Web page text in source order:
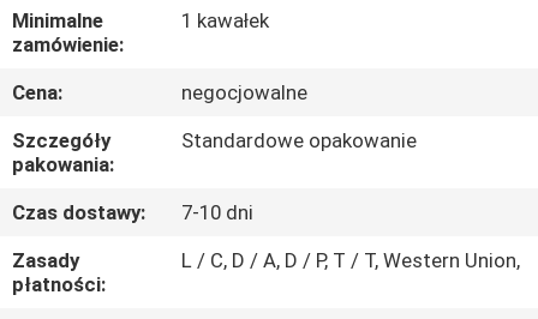
WYCIECZKA
PO
FABRYCE
KONTROLA
JAKOŚCI
NOWOŚCI
Minimalne
zamówienie:
1 kawałek
Cena:
negocjowalne
Szczegóły
pakowania:
Standardowe opakowanie
Czas dostawy:
7-10 dni
Zasady
płatności:
L / C, D / A, D / P, T / T, Western Union,